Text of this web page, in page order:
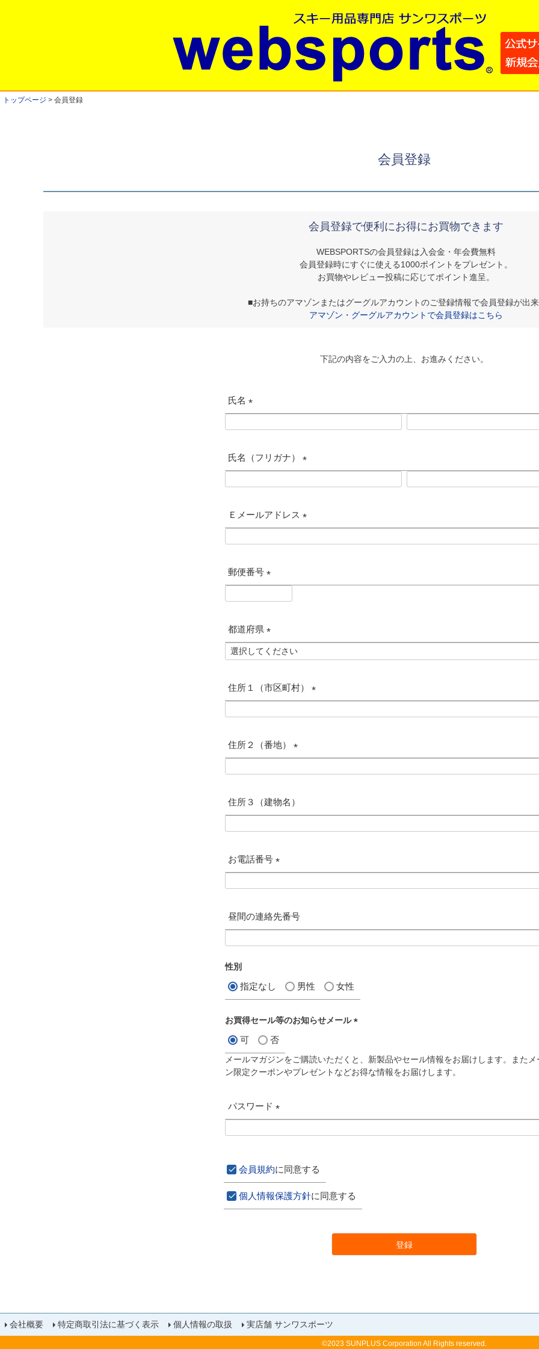
トップページ 会員登録
会員登録
会員登録で便利にお得にお買物できます
WEBSPORTSの会員登録は入会金・年会費無料
会員登録時にすぐに使える1000ポイントをプレゼント。
お買物やレビュー投稿に応じてポイント進呈。
■お持ちのアマゾンまたはグーグルアカウントのご登録情報で会員登録が出
アマゾン・グーグルアカウントで会員登録はこちら
下記の内容をご入力の上、お進みください。
氏名
(
必
氏名（フリガナ）
(
必
)
Ｅメールアドレス
(
必
郵便番号
(
必
)
都道府県
(
必
)
住所１（市区町村）
(
必
住所２（番地）
(
必
)
住所３（建物名）
お電話番号
(
必
)
昼間の連絡先番号
性別
指定なし 男性 女性
お買得セール等のお知らせメール
須
)
可 否
メールマガジンをご購読いただくと、新製品やセール情報をお届けします。また
ン限定クーポンやプレゼントなどお得な情報をお届けします。
パスワード
(
必
)
会員規約に同意する
個人情報保護方針に同意する
登録
会社概要 特定商取引法に基づく表示 個人情報の取扱 実店舗 サンワスポーツ
©2023 SUNPLUS Corporation All Rights reserved.